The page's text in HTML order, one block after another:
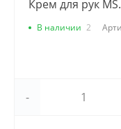
Крем для рук
В наличии 2
-